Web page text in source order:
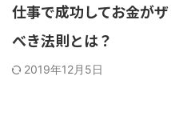
仕事で成功してお金が
べき法則とは？
2019年12月5日